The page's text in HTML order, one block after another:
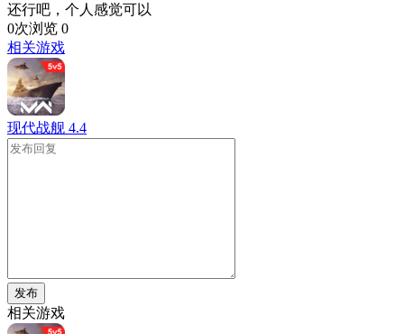
还行吧，个人感觉可以
0次浏览 0
相关游戏
现代战舰 4.4
发布
相关游戏